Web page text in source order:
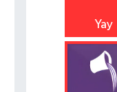
Yay